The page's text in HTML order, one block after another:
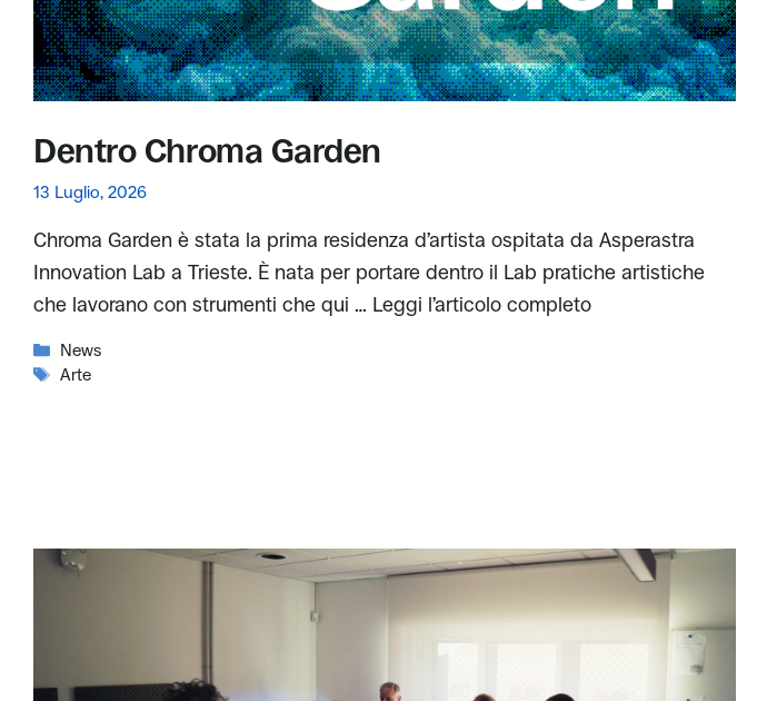
Dentro Chroma Garden
13 Luglio, 2026
Chroma Garden è stata la prima residenza d’artista ospitata da Asperastra
Innovation Lab a Trieste. È nata per portare dentro il Lab pratiche artistiche
che lavorano con strumenti che qui … Leggi l’articolo completo
Categorie
News
Tag
Arte